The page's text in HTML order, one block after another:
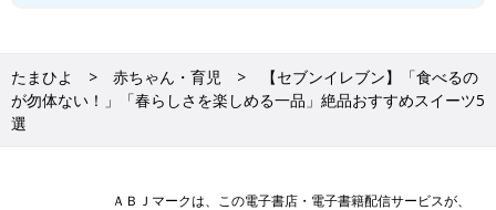
たまひよ 赤ちゃん・育児
【セブンイレブン】「食べるの
が勿体ない！」「春らしさを楽しめる一品」絶品おすすめスイーツ5
選
ＡＢＪマークは、この電子書店・電子書籍配信サービスが、